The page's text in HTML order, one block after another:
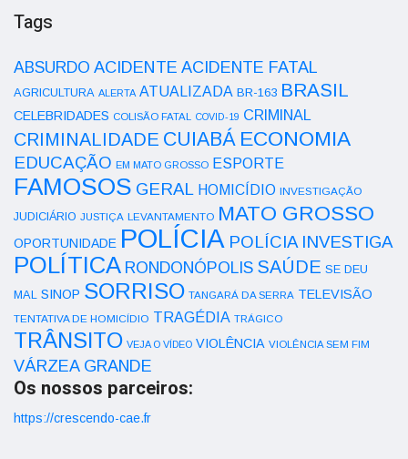
Tags
ABSURDO ACIDENTE ACIDENTE FATAL
AGRICULTURA ALERTA ATUALIZADA BR-163 BRASIL
CELEBRIDADES COLISÃO FATAL COVID-19 CRIMINAL
CRIMINALIDADE CUIABÁ ECONOMIA
EDUCAÇÃO EM MATO GROSSO ESPORTE
FAMOSOS GERAL HOMICÍDIO INVESTIGAÇÃO
JUDICIÁRIO JUSTIÇA LEVANTAMENTO MATO GROSSO
OPORTUNIDADE POLÍCIA POLÍCIA INVESTIGA
POLÍTICA RONDONÓPOLIS SAÚDE SE DEU
MAL SINOP SORRISO TANGARÁ DA SERRA TELEVISÃO
TENTATIVA DE HOMICÍDIO TRAGÉDIA TRÁGICO
TRÂNSITO VEJA O VÍDEO VIOLÊNCIA VIOLÊNCIA SEM FIM
VÁRZEA GRANDE
Os nossos parceiros:
https://crescendo-cae.fr